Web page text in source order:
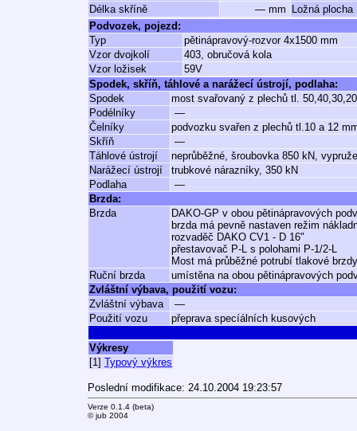
Délka skříně
— mm
Ložná plocha
Podvozek, pojezd:
Typ
pětinápravový-rozvor 4x1500 mm
Vzor dvojkolí
403, obručová kola
Vzor ložisek
59V
Spodek, skříň, táhlové a narážecí ústrojí, podlaha:
Spodek
most svařovaný z plechů tl.
Podélníky
—
Čelníky
podvozku svařen z plechů tl.10 a 12
Skříň
—
Táhlové ústrojí
neprůběžné, šroubovka 850 kN,
Narážecí ústrojí
trubkové nárazníky, 350 kN
Podlaha
—
Brzda:
Brzda
DAKO-GP v obou pětinápravových
brzda má pevně nastaven režim
rozvaděč DAKO CV1 - D 16"
přestavovač P-L s polohami P-1/2-L
Most má průběžné potrubí tlakové
Ruční brzda
umístěna na obou pětinápravových
Zvláštní výbava, použití vozu:
Zvláštní výbava
—
Použití vozu
přeprava specíálních kusových
Výkresy
[1] Typový výkres
Poslední modifikace: 24.10.2004 19:23:57
Verze 0.1.4 (beta)
© jub 2004